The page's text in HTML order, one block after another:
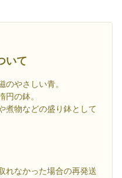
いて
のやさしい青。
円の鉢。
煮物などの盛り鉢として
れなかった場合の再発送